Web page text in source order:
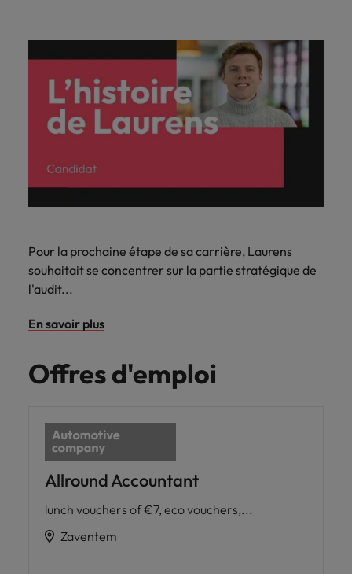
Pour la prochaine étape de sa carrière, Laurens
souhaitait se concentrer sur la partie stratégique de
l'audit...
En savoir plus
Offres d'emploi
Allround Accountant
lunch vouchers of €7, eco vouchers,...
Zaventem